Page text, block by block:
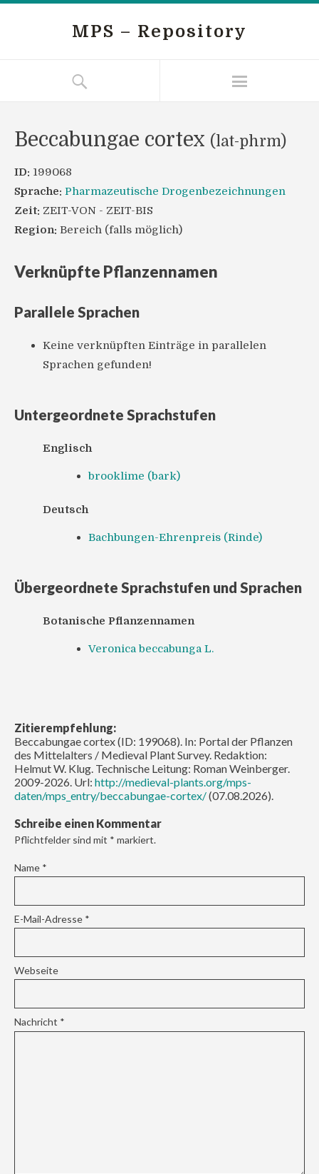
MPS – Repository
Beccabungae cortex (lat-phrm)
ID: 199068
Sprache: Pharmazeutische Drogenbezeichnungen
Zeit: ZEIT-VON - ZEIT-BIS
Region: Bereich (falls möglich)
Verknüpfte Pflanzennamen
Parallele Sprachen
Keine verknüpften Einträge in parallelen
Sprachen gefunden!
Untergeordnete Sprachstufen
Englisch
brooklime (bark)
Deutsch
Bachbungen-Ehrenpreis (Rinde)
Übergeordnete Sprachstufen und Sprachen
Botanische Pflanzennamen
Veronica beccabunga L.
Zitierempfehlung:
Beccabungae cortex (ID: 199068). In: Portal der Pflanzen
des Mittelalters / Medieval Plant Survey. Redaktion:
Helmut W. Klug. Technische Leitung: Roman Weinberger.
2009-2026. Url: http://medieval-plants.org/mps-
daten/mps_entry/beccabungae-cortex/(07.08.2026).
Schreibe einen Kommentar
Pflichtfelder sind mit * markiert.
Name *
E-Mail-Adresse *
Webseite
Nachricht *